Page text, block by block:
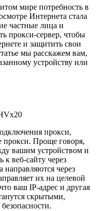
мире потребность в
Интернета стала
частные лица и
прокси-сервер, чтобы
и защитить свои
мы расскажем вам,
устройству или
прокси,
прокси. Проще говоря,
вашим устройством и
веб-сайту через
направляются через
их на целевой
ваш IP-адрес и другая
скрытыми,